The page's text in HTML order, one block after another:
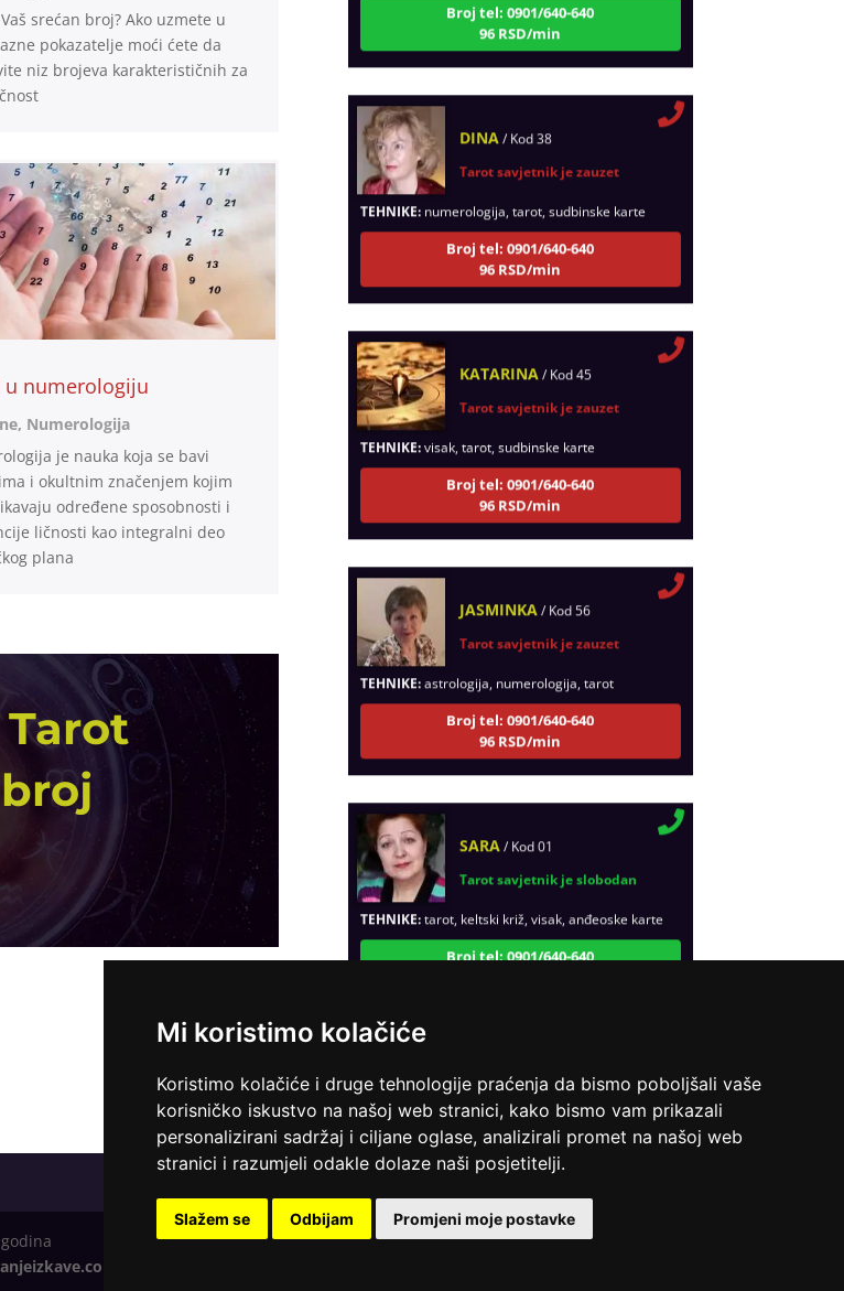
Mi koristimo kolačiće
Koristimo kolačiće i druge tehnologije praćenja da bismo poboljšali vaše
korisničko iskustvo na našoj web stranici, kako bismo vam prikazali
personalizirani sadržaj i ciljane oglase, analizirali promet na našoj web
stranici i razumjeli odakle dolaze naši posjetitelji.
Slažem se Odbijam Promjeni moje postavke
srećan broj? Ako uzmete u
pokazatelje moći ćete da
niz brojeva karakterističnih za
u numerologiju
, Numerologija
je nauka koja se bavi
i okultnim značenjem kojim
određene sposobnosti i
ličnosti kao integralni deo
plana
96 RSD/min
Tarot savjetnik je zauzet
TEHNIKE:numerologija, tarot, sudbinske karte
Broj tel: 0901/640-640
96 RSD/min
Tarot savjetnik je zauzet
TEHNIKE:visak, tarot, sudbinske karte
Broj tel: 0901/640-640
96 RSD/min
Tarot savjetnik je zauzet
TEHNIKE:astrologija, numerologija, tarot
Broj tel: 0901/640-640
96 RSD/min
Tarot savjetnik je slobodan
TEHNIKE: tarot, keltski križ, visak, anđeoske karte
Broj tel: 0901/640-640
96 RSD/min
Tarot savjetnik je zauzet
TEHNIKE:numerologija, anđeoski i ljubavni tarot,
visak, yi ching, knjiga promjena mudrosti, rune,
izrada runskih amajlija
Broj tel: 0901/640-640
96 RSD/min
Pregled svih tarot savetnika